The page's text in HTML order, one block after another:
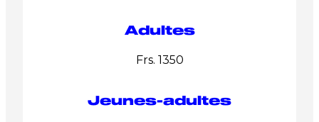
Adultes
Frs. 1350
Jeunes-adultes